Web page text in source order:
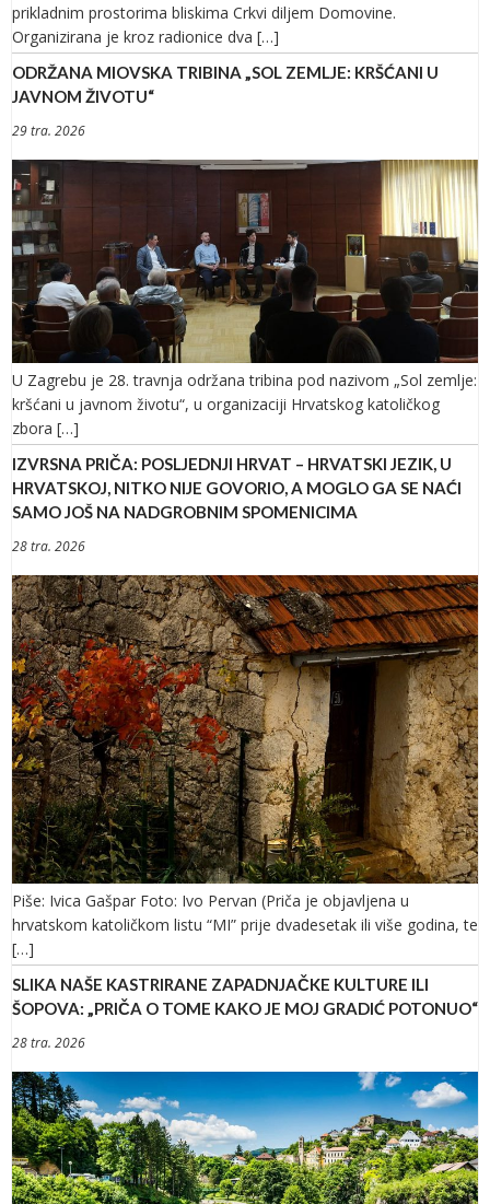
prikladnim prostorima bliskima Crkvi diljem Domovine.
Organizirana je kroz radionice dva […]
ODRŽANA MIOVSKA TRIBINA „SOL ZEMLJE: KRŠĆANI U
JAVNOM ŽIVOTU“
29 tra. 2026
U Zagrebu je 28. travnja održana tribina pod nazivom „Sol zemlje:
kršćani u javnom životu“, u organizaciji Hrvatskog katoličkog
zbora […]
IZVRSNA PRIČA: POSLJEDNJI HRVAT – HRVATSKI JEZIK, U
HRVATSKOJ, NITKO NIJE GOVORIO, A MOGLO GA SE NAĆI
SAMO JOŠ NA NADGROBNIM SPOMENICIMA
28 tra. 2026
Piše: Ivica Gašpar Foto: Ivo Pervan (Priča je objavljena u
hrvatskom katoličkom listu “MI” prije dvadesetak ili više godina, te
[…]
SLIKA NAŠE KASTRIRANE ZAPADNJAČKE KULTURE ILI
ŠOPOVA: „PRIČA O TOME KAKO JE MOJ GRADIĆ POTONUO“
28 tra. 2026